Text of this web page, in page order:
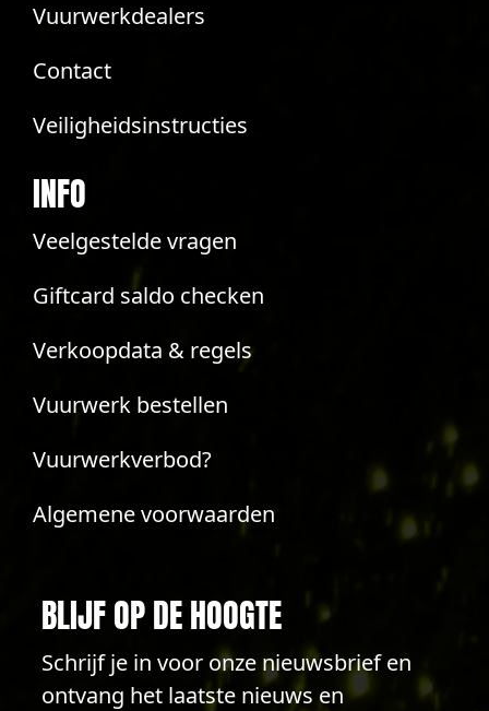
Vuurwerkdealers
Contact
Veiligheidsinstructies
INFO
Veelgestelde vragen
Giftcard saldo checken
Verkoopdata & regels
Vuurwerk bestellen
Vuurwerkverbod?
Algemene voorwaarden
BLIJF OP DE HOOGTE
Schrijf je in voor onze nieuwsbrief en
ontvang het laatste nieuws en